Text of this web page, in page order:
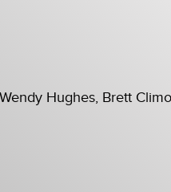
Hughes, Brett Climo